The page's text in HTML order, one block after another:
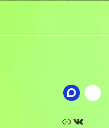
Ссылка